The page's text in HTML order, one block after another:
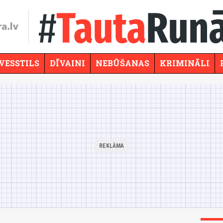
DĪVAINI NEBŪŠANAS KRIMINĀLI